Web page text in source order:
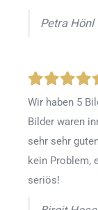
Petra Hönl
Wir haben 5
Bilder waren
sehr sehr
kein Problem,
seriös!